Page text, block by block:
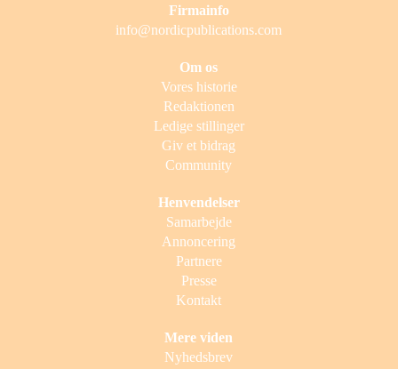
Firmainfo
info@nordicpublications.com
Om os
Vores historie
Redaktionen
Ledige stillinger
Giv et bidrag
Community
Henvendelser
Samarbejde
Annoncering
Partnere
Presse
Kontakt
Mere viden
Nyhedsbrev